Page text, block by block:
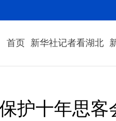
首页 新华社记者看湖北
护十年思